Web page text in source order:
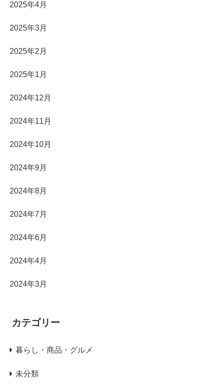
2025年4月
2025年3月
2025年2月
2025年1月
2024年12月
2024年11月
2024年10月
2024年9月
2024年8月
2024年7月
2024年6月
2024年4月
2024年3月
カテゴリー
暮らし・商品・グルメ
未分類